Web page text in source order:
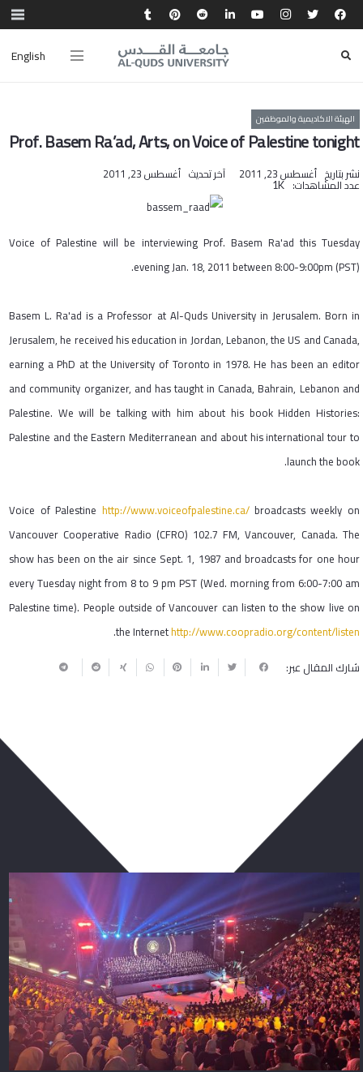
English
الهيئة الاكاديمية والموظفين
Prof. Basem Ra’ad, Arts, on Voice of Palestine tonight
نشر بتاريخ أغسطس 23, 2011 آخر تحديث أغسطس 23, 2011
عدد المشاهدات: 1K
Voice of Palestine will be interviewing Prof. Basem Ra'ad this Tuesday
evening Jan. 18, 2011 between 8:00-9:00pm (PST).
Basem L. Ra'ad is a Professor at Al-Quds University in Jerusalem. Born in
Jerusalem, he received his education in Jordan, Lebanon, the US and Canada,
earning a PhD at the University of Toronto in 1978. He has been an editor
and community organizer, and has taught in Canada, Bahrain, Lebanon and
Palestine. We will be talking with him about his book Hidden Histories:
Palestine and the Eastern Mediterranean and about his international tour to
launch the book.
Voice of Palestine http://www.voiceofpalestine.ca/broadcasts weekly on
Vancouver Cooperative Radio (CFRO) 102.7 FM, Vancouver, Canada. The
show has been on the air since Sept. 1, 1987 and broadcasts for one hour
every Tuesday night from 8 to 9 pm PST (Wed. morning from 6:00-7:00 am
Palestine time). People outside of Vancouver can listen to the show live on
the Internethttp://www.coopradio.org/content/listen
.
شارك المقال عبر: